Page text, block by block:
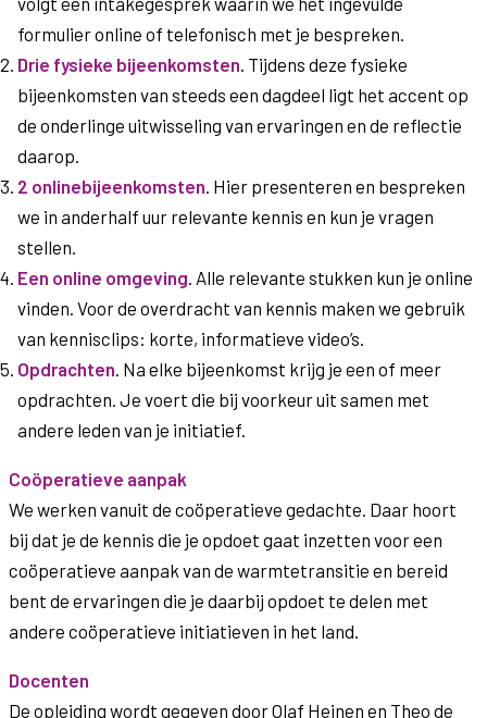
formulier online of telefonisch met je bespreken.
Drie fysieke bijeenkomsten. Tijdens deze fysieke
bijeenkomsten van steeds een dagdeel ligt het accent op
de onderlinge uitwisseling van ervaringen en de reflectie
daarop.
2 onlinebijeenkomsten. Hier presenteren en bespreken
we in anderhalf uur relevante kennis en kun je vragen
stellen.
Een online omgeving. Alle relevante stukken kun je online
vinden. Voor de overdracht van kennis maken we gebruik
van kennisclips: korte, informatieve video’s.
Opdrachten. Na elke bijeenkomst krijg je een of meer
opdrachten. Je voert die bij voorkeur uit samen met
andere leden van je initiatief.
Coöperatieve aanpak
We werken vanuit de coöperatieve gedachte. Daar hoort
bij dat je de kennis die je opdoet gaat inzetten voor een
coöperatieve aanpak van de warmtetransitie en bereid
bent de ervaringen die je daarbij opdoet te delen met
andere coöperatieve initiatieven in het land.
Docenten
De opleiding wordt gegeven door Olaf Heinen en Theo de